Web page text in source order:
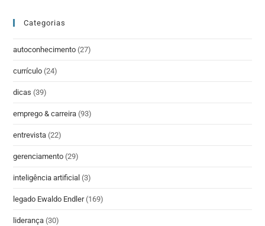
Categorias
autoconhecimento (27)
currículo (24)
dicas (39)
emprego & carreira (93)
entrevista (22)
gerenciamento (29)
inteligência artificial (3)
legado Ewaldo Endler (169)
liderança (30)